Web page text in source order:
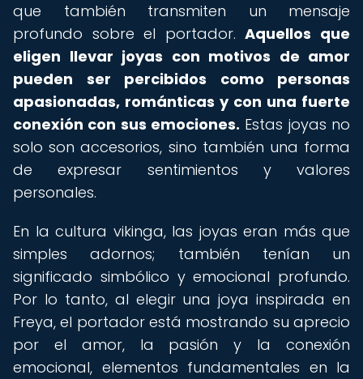
que también transmiten un mensaje
profundo sobre el portador.Aquellos que
eligen llevar joyas con motivos de amor
pueden ser percibidos como personas
apasionadas, románticas y con una fuerte
conexión con sus emociones. Estas joyas no
solo son accesorios, sino también una forma
de expresar sentimientos y valores
personales.
En la cultura vikinga, las joyas eran más que
simples adornos; también tenían un
significado simbólico y emocional profundo.
Por lo tanto, al elegir una joya inspirada en
Freya, el portador está mostrando su aprecio
por el amor, la pasión y la conexión
emocional, elementos fundamentales en la